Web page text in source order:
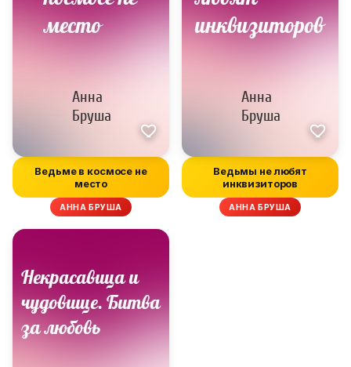
Ведьме в космосе не
место
АННА БРУША
Ведьмы не любят
инквизиторов
АННА БРУША